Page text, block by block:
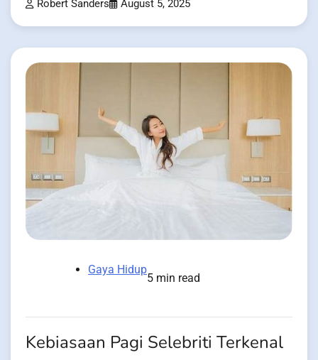
Robert Sanders August 5, 2025
Gaya Hidup
5 min read
Kebiasaan Pagi Selebriti Terkenal